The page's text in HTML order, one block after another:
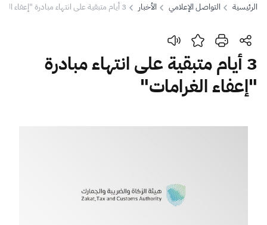
بحث
بحث بحث AI
اقتراحات
الرئيسية التواصل الإعلامي الأخبار 3 أيام متبقية على انتهاء مبادرة "إعفاء الغرامات"
3 أيام متبقية على انتهاء مبادرة
"إعفاء الغرامات"